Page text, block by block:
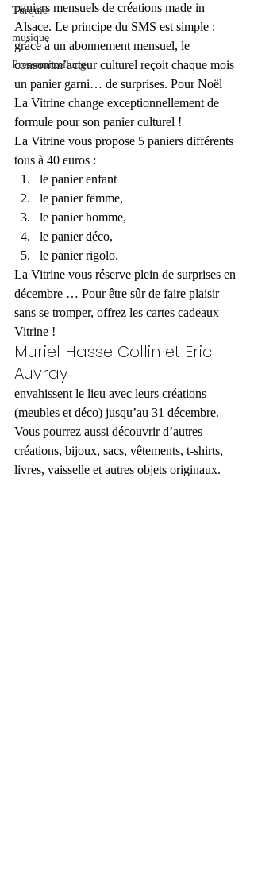
Turquie
musique
Pressemitteilung
paniers mensuels de créations made in
Alsace. Le principe du SMS est simple :
grâce à un abonnement mensuel, le
consomm’acteur culturel reçoit chaque mois
un panier garni… de surprises. Pour Noël
La Vitrine change exceptionnellement de
formule pour son panier culturel !
La Vitrine vous propose 5 paniers différents
tous à 40 euros :
le panier enfant
le panier femme,
le panier homme,
le panier déco,
le panier rigolo.
La Vitrine vous réserve plein de surprises en
décembre … Pour être sûr de faire plaisir
sans se tromper, offrez les cartes cadeaux
Vitrine !
Muriel Hasse Collin et Eric
Auvray
envahissent le lieu avec leurs créations
(meubles et déco) jusqu’au 31 décembre.
Vous pourrez aussi découvrir d’autres
créations, bijoux, sacs, vêtements, t-shirts,
livres, vaisselle et autres objets originaux.